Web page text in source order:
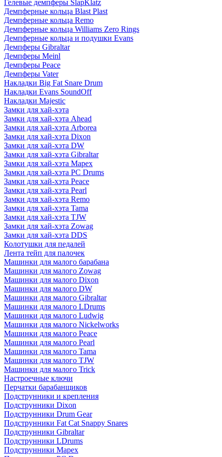
Гелевые демпферы SlapKlatz
Демпферные кольца Blast Plast
Демпферные кольца Remo
Демпферные кольца Williams Zero Rings
Демпферные кольца и подушки Evans
Демпферы Gibraltar
Демпферы Meinl
Демпферы Peace
Демпферы Vater
Накладки Big Fat Snare Drum
Накладки Evans SoundOff
Накладки Majestic
Замки для хай-хэта
Замки для хай-хэта Ahead
Замки для хай-хэта Arborea
Замки для хай-хэта Dixon
Замки для хай-хэта DW
Замки для хай-хэта Gibraltar
Замки для хай-хэта Mapex
Замки для хай-хэта PC Drums
Замки для хай-хэта Peace
Замки для хай-хэта Pearl
Замки для хай-хэта Remo
Замки для хай-хэта Tama
Замки для хай-хэта TJW
Замки для хай-хэта Zowag
Замки для хай-хэта DDS
Колотушки для педалей
Лента тейп для палочек
Машинки для малого барабана
Машинки для малого Zowag
Машинки для малого Dixon
Машинки для малого DW
Машинки для малого Gibraltar
Машинки для малого LDrums
Машинки для малого Ludwig
Машинки для малого Nickelworks
Машинки для малого Peace
Машинки для малого Pearl
Машинки для малого Tama
Машинки для малого TJW
Машинки для малого Trick
Настроечные ключи
Перчатки барабанщиков
Подструнники и крепления
Подструнники Dixon
Подструнники Drum Gear
Подструнники Fat Cat Snappy Snares
Подструнники Gibraltar
Подструнники LDrums
Подструнники Mapex